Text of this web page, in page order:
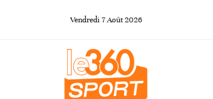
Vendredi 7Août 2026